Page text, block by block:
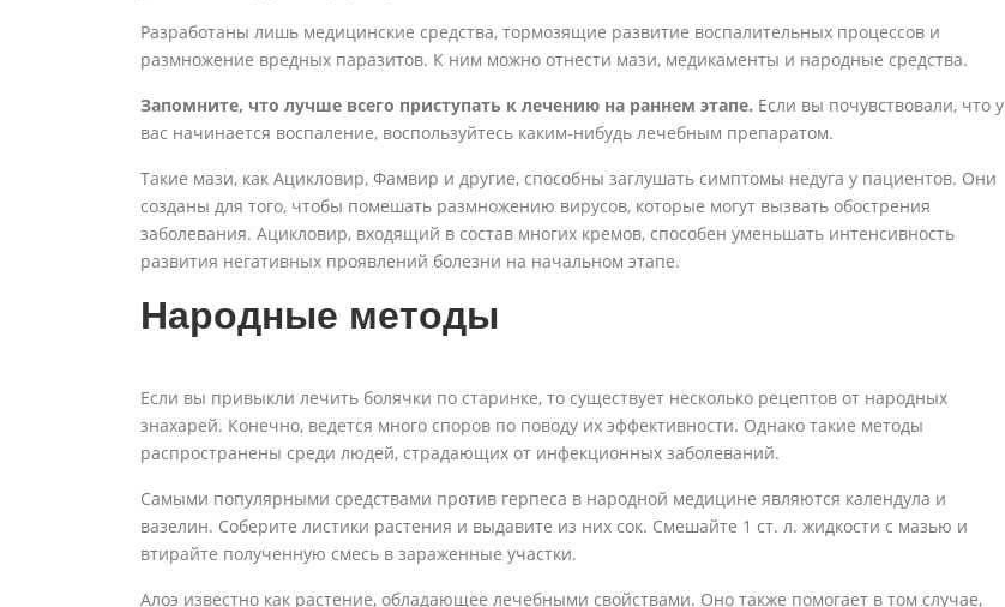
Разработаны лишь медицинские средства, тормозящие развитие воспалительных процессов и
размножение вредных паразитов. К ним можно отнести мази, медикаменты и народные средства.
Запомните, что лучше всего приступать к лечению на раннем этапе. Если вы почувствовали, что у
вас начинается воспаление, воспользуйтесь каким-нибудь лечебным препаратом.
Такие мази, как Ацикловир, Фамвир и другие, способны заглушать симптомы недуга у пациентов. Они
созданы для того, чтобы помешать размножению вирусов, которые могут вызвать обострения
заболевания. Ацикловир, входящий в состав многих кремов, способен уменьшать интенсивность
развития негативных проявлений болезни на начальном этапе.
Народные методы
Если вы привыкли лечить болячки по старинке, то существует несколько рецептов от народных
знахарей. Конечно, ведется много споров по поводу их эффективности. Однако такие методы
распространены среди людей, страдающих от инфекционных заболеваний.
Самыми популярными средствами против герпеса в народной медицине являются календула и
вазелин. Соберите листики растения и выдавите из них сок. Смешайте 1 ст. л. жидкости с мазью и
втирайте полученную смесь в зараженные участки.
Алоэ известно как растение, обладающее лечебными свойствами. Оно также помогает в том случае,